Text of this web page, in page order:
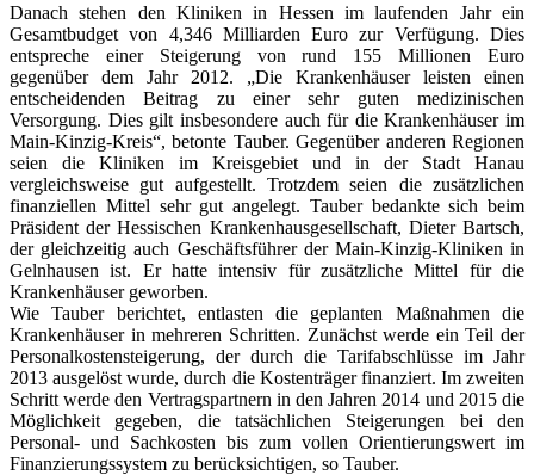
Danach stehen den Kliniken in Hessen im laufenden Jahr ein
Gesamtbudget von 4,346 Milliarden Euro zur Verfügung. Dies
entspreche einer Steigerung von rund 155 Millionen Euro
gegenüber dem Jahr 2012. „Die Krankenhäuser leisten einen
entscheidenden Beitrag zu einer sehr guten medizinischen
Versorgung. Dies gilt insbesondere auch für die Krankenhäuser im
Main-Kinzig-Kreis“, betonte Tauber. Gegenüber anderen Regionen
seien die Kliniken im Kreisgebiet und in der Stadt Hanau
vergleichsweise gut aufgestellt. Trotzdem seien die zusätzlichen
finanziellen Mittel sehr gut angelegt. Tauber bedankte sich beim
Präsident der Hessischen Krankenhausgesellschaft, Dieter Bartsch,
der gleichzeitig auch Geschäftsführer der Main-Kinzig-Kliniken in
Gelnhausen ist. Er hatte intensiv für zusätzliche Mittel für die
Krankenhäuser geworben.
Wie Tauber berichtet, entlasten die geplanten Maßnahmen die
Krankenhäuser in mehreren Schritten. Zunächst werde ein Teil der
Personalkostensteigerung, der durch die Tarifabschlüsse im Jahr
2013 ausgelöst wurde, durch die Kostenträger finanziert. Im zweiten
Schritt werde den Vertragspartnern in den Jahren 2014 und 2015 die
Möglichkeit gegeben, die tatsächlichen Steigerungen bei den
Personal- und Sachkosten bis zum vollen Orientierungswert im
Finanzierungssystem zu berücksichtigen, so Tauber.